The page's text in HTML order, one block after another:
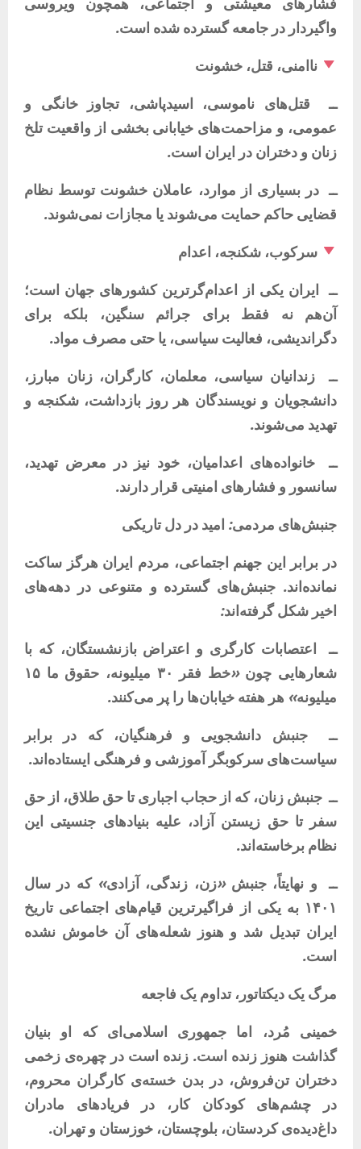
واگیردار در جامعه گسترده شده است.
ناامنی، قتل، خشونت
ــ قتل‌های ناموسی، اسیدپاشی، تجاوز خانگی
و
عمومی، و مزاحمت‌های خیابانی بخشی از واقعیت تلخ
زنان و دختران در ایران است.
ــ در بسیاری از موارد، عاملان خشونت توسط نظام
قضایی حاکم حمایت می‌شوند یا مجازات نمی‌شوند.
سرکوب، شکنجه، اعدام
ــ ایران یکی از اعدام‌گرترین کشورهای جهان است؛
آن‌هم
نه فقط برای جرائم سنگین، بلکه
برای
دگراندیشی، فعالیت سیاسی، یا حتی مصرف مواد.
ــ زندانیان سیاسی، معلمان، کارگران، زنان مبارز،
دانشجویان و نویسندگان هر روز بازداشت، شکنجه و
تهدید می‌شوند.
ــ خانواده‌های اعدامیان، خود نیز در معرض تهدید،
سانسور و فشارهای امنیتی قرار دارند.
جنبش‌های مردمی: امید در دل تاریکی
در برابر این جهنم اجتماعی، مردم ایران هرگز ساکت
نمانده‌اند. جنبش‌های گسترده و متنوعی در
دهه‌های
اخیر شکل گرفته‌اند:
ــ اعتصابات کارگری و اعتراض بازنشستگان، که با
شعارهایی چون «خط فقر ۳۰ میلیونه، حقوق ما ۱۵
میلیونه» هر هفته خیابان‌ها را پر می‌کنند.
ــ جنبش دانشجویی و فرهنگیان، که در
برابر
سیاست‌های سرکوبگر آموزشی و فرهنگی ایستاده‌اند.
ــ جنبش زنان، که از حجاب اجباری تا حق طلاق، از حق
سفر
تا حق زیستن آزاد، علیه بنیادهای جنسیتی این
نظام برخاسته‌اند.
ــ و نهایتاً، جنبش «زن، زندگی، آزادی»که در سال
۱۴۰۱ به یکی از فراگیرترین قیام‌های اجتماعی تاریخ
ایران تبدیل شد و هنوز شعله‌های آن خاموش نشده
است.
مرگ یک دیکتاتور، تداوم یک فاجعه
خمینی مُرد، اما جمهوری اسلامی‌ای که او
بنیان
گذاشت هنوز زنده است. زنده است در چهره‌ی زخمی
دختران تن‌فروش، در بدن خسته‌ی کارگران محروم،
در
چشم‌های کودکان کار، در فریادهای
مادران
داغ‌دیده‌ی کردستان، بلوچستان، خوزستان و تهران.